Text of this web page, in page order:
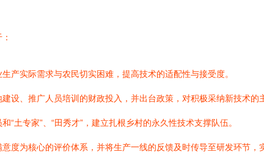
产实际需求与农民切实困难，提高技术的适配性与接受度。
设、推广人员培训的财政投入，并出台政策，对积极采纳新技术的
“土专家”、“田秀才”，建立扎根乡村的永久性技术支撑队伍。
度为核心的评价体系，并将生产一线的反馈及时传导至研发环节，